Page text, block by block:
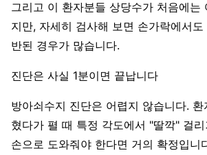
그리고 이 환자분들 상당수가 처음에는
지만, 자세히 검사해 보면 손가락에서
반된 경우가 많습니다.
진단은 사실 1분이면 끝납니다
방아쇠수지 진단은 어렵지 않습니다.
혔다가 펼 때 특정 각도에서 "딸깍" 걸
손으로 도와줘야 한다면 거의 확정입니